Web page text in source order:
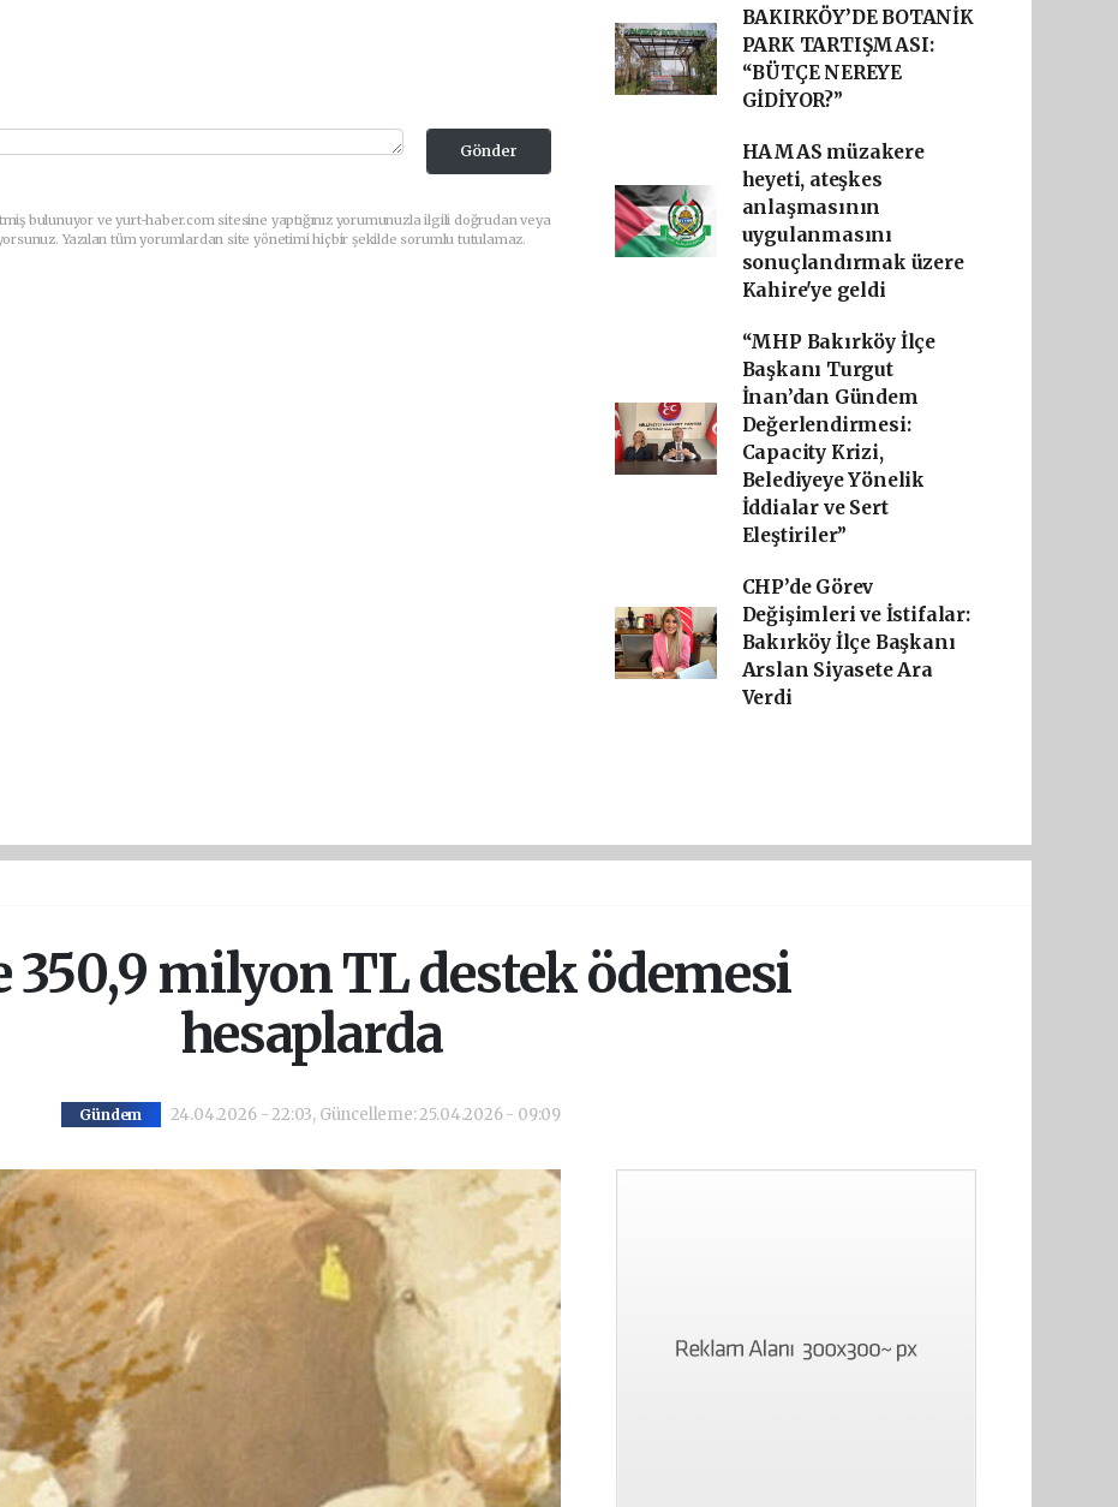
Gönder
bulunuyor ve yurt-haber.com sitesine yaptığınız yorumunuzla ilgili doğrudan veya
Yazılan tüm yorumlardan site yönetimi hiçbir şekilde sorumlu tutulamaz.
BAKIRKÖY’DE BOTANİK
PARK TARTIŞMASI:
“BÜTÇE NEREYE
GİDİYOR?”
HAMAS müzakere
heyeti, ateşkes
anlaşmasının
uygulanmasını
sonuçlandırmak üzere
Kahire'ye geldi
“MHP Bakırköy İlçe
Başkanı Turgut
İnan’dan Gündem
Değerlendirmesi:
Capacity Krizi,
Belediyeye Yönelik
İddialar ve Sert
Eleştiriler”
CHP’de Görev
Değişimleri ve İstifalar:
Bakırköy İlçe Başkanı
Arslan Siyasete Ara
Verdi
350,9 milyon TL destek ödemesi
hesaplarda
Gündem 24.04.2026 - 22:03, Güncelleme: 25.04.2026 - 09:09